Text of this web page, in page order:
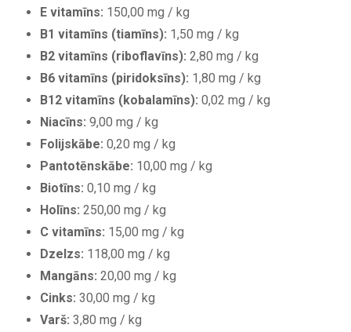
E vitamīns: 150,00 mg / kg
B1 vitamīns (tiamīns): 1,50 mg / kg
B2 vitamīns (riboflavīns): 2,80 mg / kg
B6 vitamīns (piridoksīns): 1,80 mg / kg
B12 vitamīns (kobalamīns): 0,02 mg / kg
Niacīns: 9,00 mg / kg
Folijskābe: 0,20 mg / kg
Pantotēnskābe: 10,00 mg / kg
Biotīns: 0,10 mg / kg
Holīns: 250,00 mg / kg
C vitamīns: 15,00 mg / kg
Dzelzs: 118,00 mg / kg
Mangāns: 20,00 mg / kg
Cinks: 30,00 mg / kg
Varš: 3,80 mg / kg